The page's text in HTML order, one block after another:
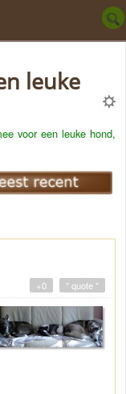
voor een leuke hond,
" quote "
+0